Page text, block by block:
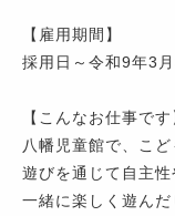
【雇用期間】
採用日～令和9年3
【こんなお仕事です
八幡児童館で、こ
遊びを通じて自主性
一緒に楽しく遊ん